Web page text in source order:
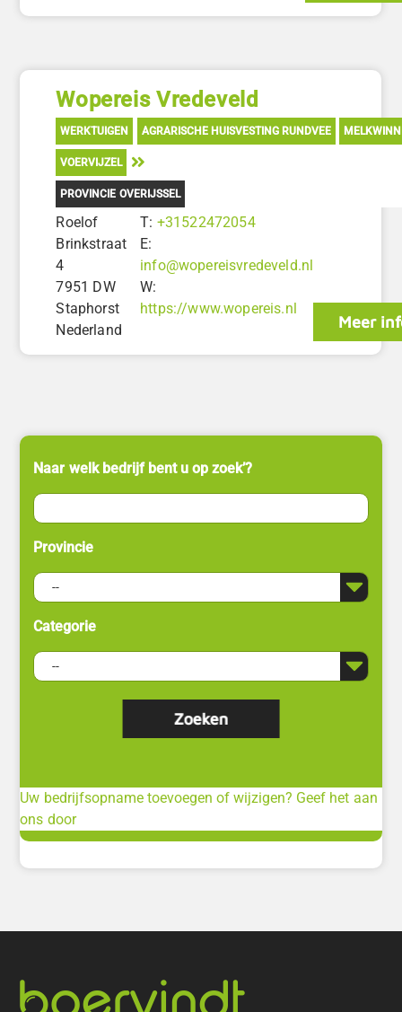
Wopereis Vredeveld
WERKTUIGEN AGRARISCHE HUISVESTING RUNDVEE
VOERVIJZEL
PROVINCIE OVERIJSSEL
Roelof
Brinkstraat
4
7951 DW
Staphorst
Nederland
T: +31522472054
E:
info@wopereisvredeveld.nl
W:
https://www.wopereis.nl
Meer
Naar welk bedrijf bent u op zoek’?
Provincie
Categorie
Uw bedrijfsopname toevoegen of wijzigen? Geef het aan
ons door